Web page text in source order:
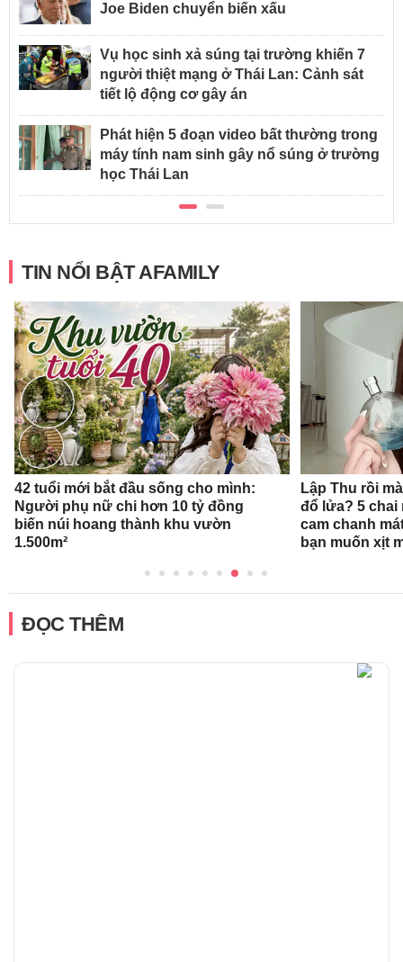
Joe Biden chuyển biến xấu
Vụ học sinh xả súng tại trường khiến 7
người thiệt mạng ở Thái Lan: Cảnh sát
tiết lộ động cơ gây án
Phát hiện 5 đoạn video bất thường trong
máy tính nam sinh gây nổ súng ở trường
học Thái Lan
TIN NỔI BẬT AFAMILY
42 tuổi mới bắt đầu sống cho mình:
Người phụ nữ chi hơn 10 tỷ đồng
biến núi hoang thành khu vườn
1.500m²
Lập Thu rồi
đổ lửa? 5
cam chanh
bạn muốn xịt
ĐỌC THÊM